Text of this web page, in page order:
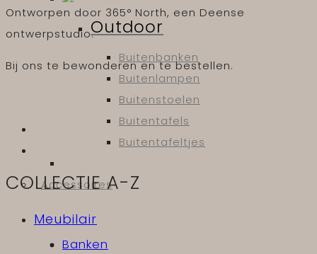
Outdoor
Buitenbanken
Buitenlampen
Buitenstoelen
Buitentafels
Buitentafeltjes
Accessoires
Ontworpen door 365° North, een Deense
ontwerpstudio.
Bij ons te bewonderen en te bestellen.
COLLECTIE A-Z
Meubilair
Banken